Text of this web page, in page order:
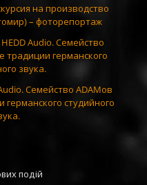
на производство
– фоторепортаж
HEDD Audio. Семейство
германского
звука.
Семейство ADAMов
студийного
подій